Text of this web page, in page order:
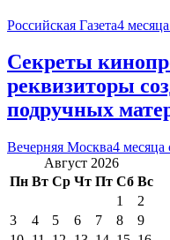
Российская Газета4
Секреты
реквизиторы
подручных
Вечерняя Москва4 месяца
Август 2026
Пн Вт Ср Чт Пт Сб Вс
1
2
3
4 5 6 7 8
9